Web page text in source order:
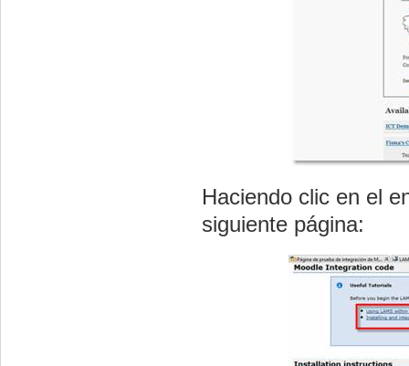
Haciendo clic en el
siguiente página: